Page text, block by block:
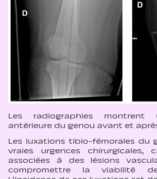
Les radiographies montrent
antérieure du genou avant et
Les luxations tibio-fémorales du
vraies urgences chirurgicales,
associées à des lésions
compromettre la viabilité